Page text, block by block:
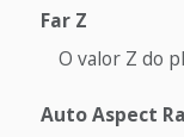
Far Z
O valor Z do
Auto Aspect